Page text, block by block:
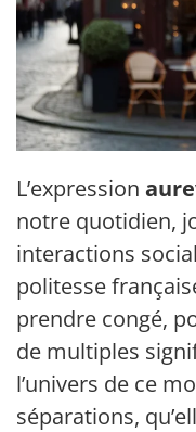
L’expression
notre quotidien,
interactions
politesse
prendre congé,
de multiples
l’univers de ce
séparations,